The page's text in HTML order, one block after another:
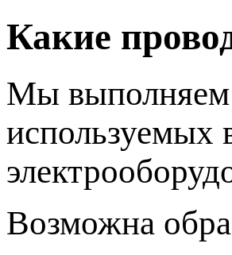
Какие
Мы выполняем
используемых
Возможна